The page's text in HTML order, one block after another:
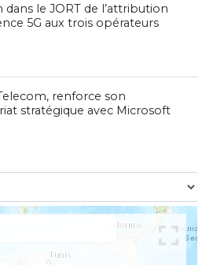
dans le JORT de l’attribution
5G aux trois opérateurs
renforce son
stratégique avec Microsoft